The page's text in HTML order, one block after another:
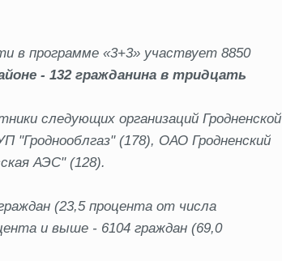
в программе «3+3» участвует 8850
- 132 гражданина в тридцать
следующих организаций Гродненской
"Гроднооблгаз" (178), ОАО Гродненский
АЭС" (128).
(23,5 процента от числа
и выше - 6104 граждан (69,0